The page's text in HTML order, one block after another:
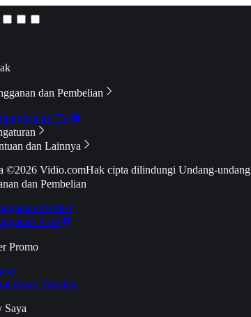
dan Pembelian
ke TV
dan Lainnya
©2026 Vidio.comHak cipta dilindungi Undang-undang
dan Pembelian
Premier
Aktif
Promo
Kode Voucher
Saya